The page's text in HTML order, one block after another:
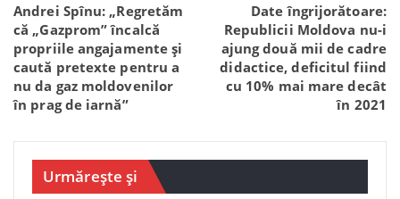
Andrei Spînu: „Regretăm
că „Gazprom” încalcă
propriile angajamente și
caută pretexte pentru a
nu da gaz moldovenilor
în prag de iarnă”
Date îngrijorătoare:
Republicii Moldova nu-i
ajung două mii de cadre
didactice, deficitul fiind
cu 10% mai mare decât
în 2021
Urmărește și